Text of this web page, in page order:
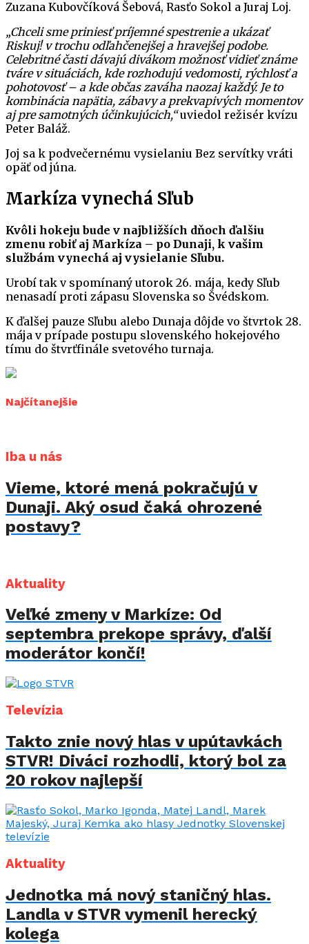
Zuzana Kubovčíková Šebová, Rasťo Sokol a Juraj Loj.
„Chceli sme priniesť príjemné spestrenie a ukázať
Riskuj! v trochu odľahčenejšej a hravejšej podobe.
Celebritné časti dávajú divákom možnosť vidieť známe
tváre v situáciách, kde rozhodujú vedomosti, rýchlosť a
pohotovosť – a kde občas zaváha naozaj každý. Je to
kombinácia napätia, zábavy a prekvapivých momentov
aj pre samotných účinkujúcich,“uviedol režisér kvízu
Peter Baláž.
Joj sa k podvečernému vysielaniu Bez servítky vráti
opäť od júna.
Markíza vynechá Sľub
Kvôli hokeju bude v najbližších dňoch ďalšiu
zmenu robiť aj Markíza – po Dunaji, k vašim
službám vynechá aj vysielanie Sľubu.
Urobí tak v spomínaný utorok 26. mája, kedy Sľub
nenasadí proti zápasu Slovenska so Švédskom.
K ďalšej pauze Sľubu alebo Dunaja dôjde vo štvrtok 28.
mája v prípade postupu slovenského hokejového
tímu do štvrťfinále svetového turnaja.
Najčítanejšie
Iba u nás
Vieme, ktoré mená pokračujú v
Dunaji. Aký osud čaká ohrozené
postavy?
Aktuality
Veľké zmeny v Markíze: Od
septembra prekope správy, ďalší
moderátor končí!
Televízia
Takto znie nový hlas v upútavkách
STVR! Diváci rozhodli, ktorý bol za
20 rokov najlepší
Aktuality
Jednotka má nový staničný hlas.
Landla v STVR vymenil herecký
kolega